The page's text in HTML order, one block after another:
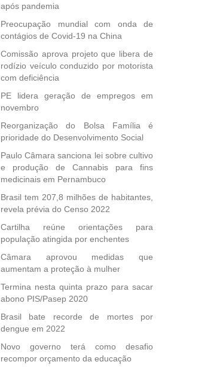
após pandemia
Preocupação mundial com onda de
contágios de Covid-19 na China
Comissão aprova projeto que libera de
rodízio veículo conduzido por motorista
com deficiência
PE lidera geração de empregos em
novembro
Reorganização do Bolsa Família é
prioridade do Desenvolvimento Social
Paulo Câmara sanciona lei sobre cultivo
e produção de Cannabis para fins
medicinais em Pernambuco
Brasil tem 207,8 milhões de habitantes,
revela prévia do Censo 2022
Cartilha reúne orientações para
população atingida por enchentes
Câmara aprovou medidas que
aumentam a proteção à mulher
Termina nesta quinta prazo para sacar
abono PIS/Pasep 2020
Brasil bate recorde de mortes por
dengue em 2022
Novo governo terá como desafio
recompor orçamento da educação